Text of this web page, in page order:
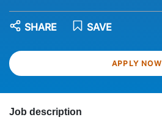
APPLY NOW
SAVE
SHARE
Job description